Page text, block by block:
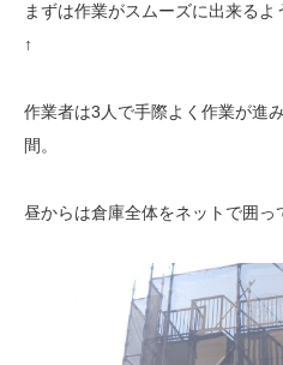
まずは作業がスムーズに出来るよ
↑
作業者は3人で手際よく作業が進
間。
昼からは倉庫全体をネットで囲っ